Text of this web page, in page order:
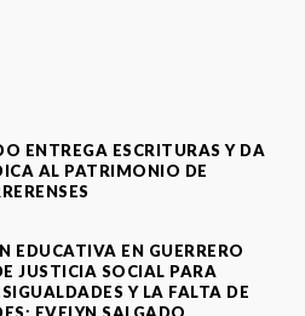
ENTREGA ESCRITURAS Y DA
AL PATRIMONIO DE
EDUCATIVA EN GUERRERO
JUSTICIA SOCIAL PARA
Y LA FALTA DE
EVELYN SALGADO